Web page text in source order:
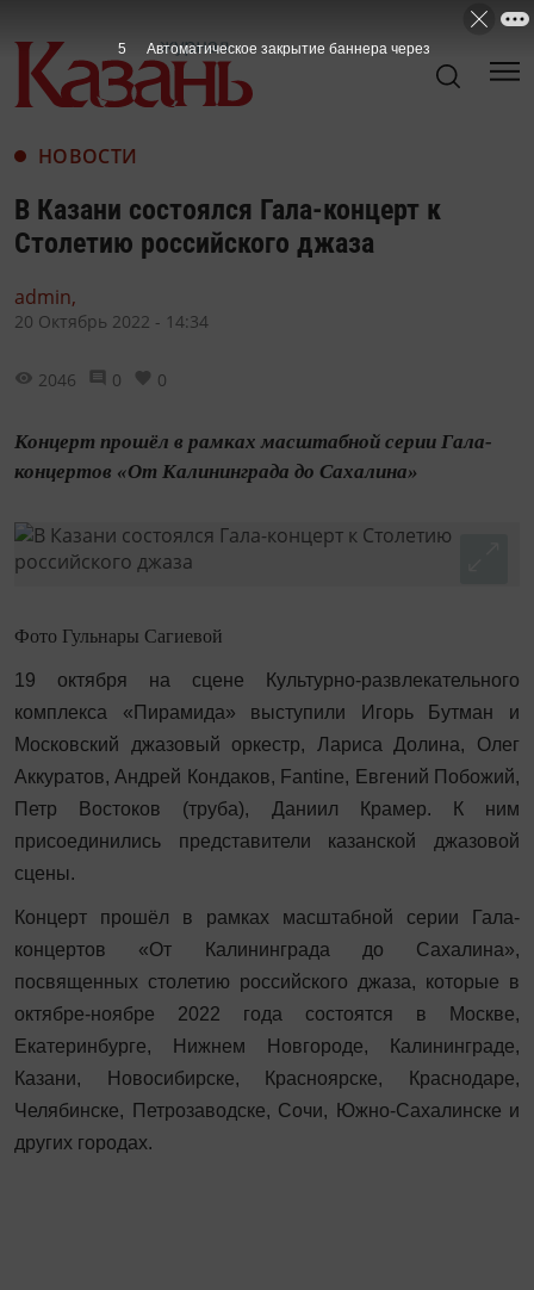
НОВОСТИ
В Казани состоялся Гала-концерт к
Столетию российского джаза
admin,
20 Октябрь 2022 - 14:34
2046 0 0
Концерт прошёл в рамках масштабной серии Гала-
концертов «От Калининграда до Сахалина»
Фото Гульнары Сагиевой
19 октября на сцене Культурно-развлекательного
комплекса «Пирамида» выступили Игорь Бутман и
Московский джазовый оркестр, Лариса Долина, Олег
Аккуратов, Андрей Кондаков, Fantine, Евгений Побожий,
Петр Востоков (труба), Даниил Крамер. К ним
присоединились представители казанской джазовой
сцены.
Концерт прошёл в рамках масштабной серии Гала-
концертов «От Калининграда до Сахалина»,
посвященных столетию российского джаза, которые в
октябре-ноябре 2022 года состоятся в Москве,
Екатеринбурге, Нижнем Новгороде, Калининграде,
Казани, Новосибирске, Красноярске, Краснодаре,
Челябинске, Петрозаводске, Сочи, Южно-Сахалинске и
других городах.
4 Автоматическое закрытие баннера через